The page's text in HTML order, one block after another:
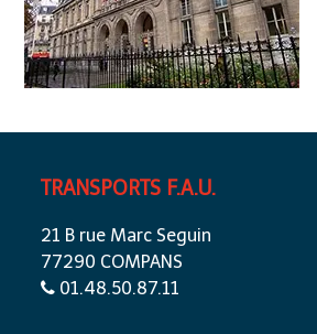
TRANSPORTS F.A.U.
21 B rue Marc Seguin
77290 COMPANS
01.48.50.87.11